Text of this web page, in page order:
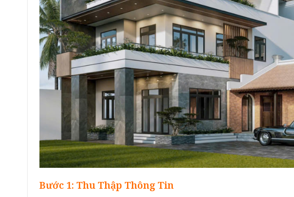
Bước 1: Thu Thập Thông Tin